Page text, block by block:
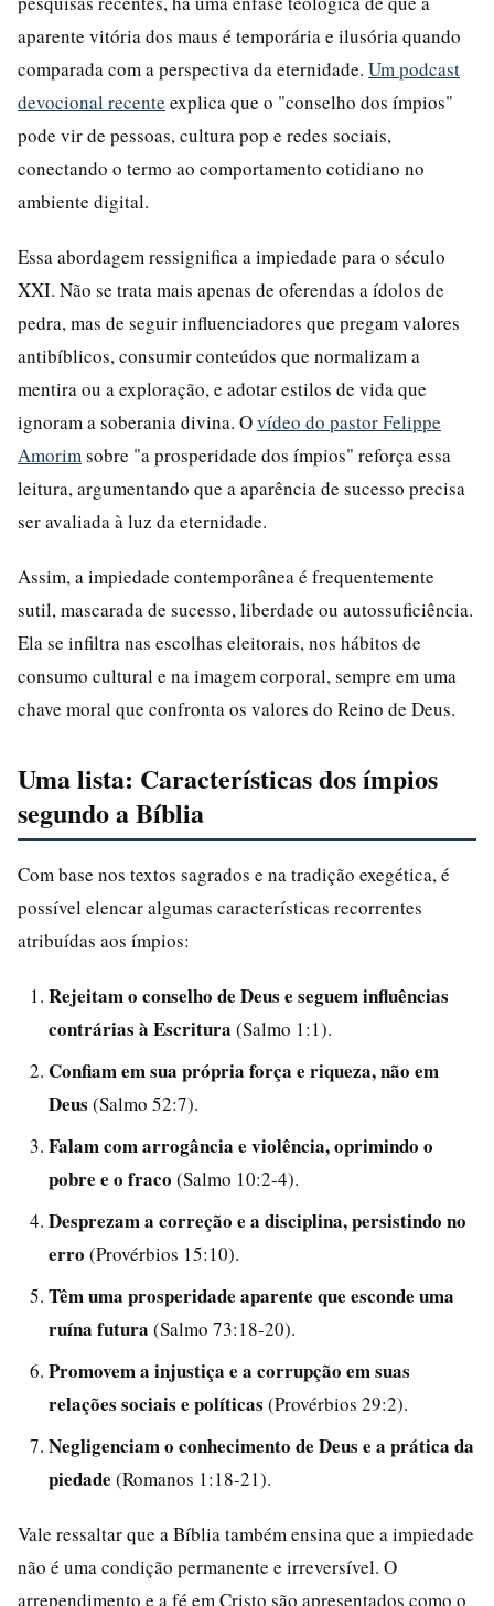
aparente vitória dos maus é temporária e ilusória quando
comparada com a perspectiva da eternidade. Um podcast
devocional recente explica que o "conselho dos ímpios"
pode vir de pessoas, cultura pop e redes sociais,
conectando o termo ao comportamento cotidiano no
ambiente digital.
Essa abordagem ressignifica a impiedade para o século
XXI. Não se trata mais apenas de oferendas a ídolos de
pedra, mas de seguir influenciadores que pregam valores
antibíblicos, consumir conteúdos que normalizam a
mentira ou a exploração, e adotar estilos de vida que
ignoram a soberania divina. Ovídeo do pastor Felippe
Amorim sobre "a prosperidade dos ímpios" reforça essa
leitura, argumentando que a aparência de sucesso precisa
ser avaliada à luz da eternidade.
Assim, a impiedade contemporânea é frequentemente
sutil, mascarada de sucesso, liberdade ou autossuficiência.
Ela se infiltra nas escolhas eleitorais, nos hábitos de
consumo cultural e na imagem corporal, sempre em uma
chave moral que confronta os valores do Reino de Deus.
Uma lista: Características dos ímpios
segundo a Bíblia
Com base nos textos sagrados e na tradição exegética, é
possível elencar algumas características recorrentes
atribuídas aos ímpios:
Rejeitam o conselho de Deus e seguem influências
contrárias à Escritura (Salmo 1:1).
Confiam em sua própria força e riqueza, não em
Deus (Salmo 52:7).
Falam com arrogância e violência, oprimindo o
pobre e o fraco (Salmo 10:2-4).
Desprezam a correção e a disciplina, persistindo no
erro (Provérbios 15:10).
Têm uma prosperidade aparente que esconde uma
ruína futura (Salmo 73:18-20).
Promovem a injustiça e a corrupção em suas
relações sociais e políticas (Provérbios 29:2).
Negligenciam o conhecimento de Deus e a prática da
piedade (Romanos 1:18-21).
Vale ressaltar que a Bíblia também ensina que a impiedade
não é uma condição permanente e irreversível. O
arrependimento e a fé em Cristo são apresentados como o